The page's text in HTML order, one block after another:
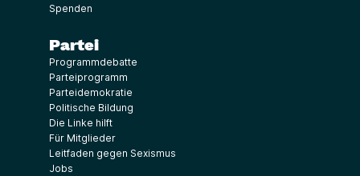
Spenden
Partei
Programmdebatte
Parteiprogramm
Parteidemokratie
Politische Bildung
Die Linke hilft
Für Mitglieder
Leitfaden gegen Sexismus
Jobs